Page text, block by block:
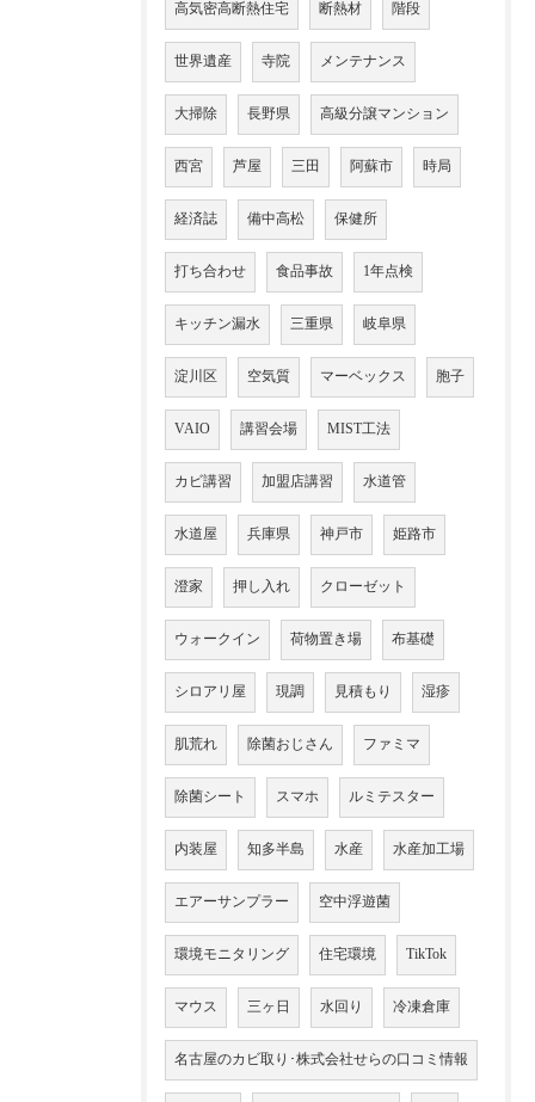
高気密高断熱住宅 断熱材 階段
世界遺産 寺院 メンテナンス
大掃除 長野県 高級分譲マンション
西宮 芦屋 三田 阿蘇市 時局
経済誌 備中高松 保健所
打ち合わせ 食品事故 1年点検
キッチン漏水 三重県 岐阜県
淀川区 空気質 マーベックス 胞子
VAIO 講習会場 MIST工法
カビ講習 加盟店講習 水道管
水道屋 兵庫県 神戸市 姫路市
澄家 押し入れ クローゼット
ウォークイン 荷物置き場 布基礎
シロアリ屋 現調 見積もり 湿疹
肌荒れ 除菌おじさん ファミマ
除菌シート スマホ ルミテスター
内装屋 知多半島 水産 水産加工場
エアーサンプラー 空中浮遊菌
環境モニタリング 住宅環境 TikTok
マウス 三ヶ日 水回り 冷凍倉庫
名古屋のカビ取り･株式会社せらの口コミ情報